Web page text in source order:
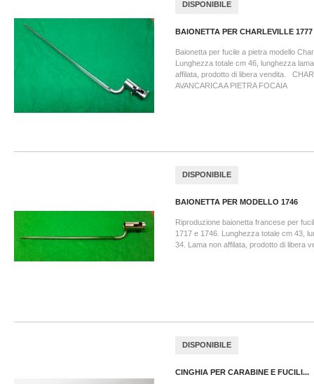
DISPONIBILE
BAIONETTA PER CHARLEVILLE 1777
Baionetta per fucile a pietra modello
Lunghezza totale cm 46, lunghezza
affilata, prodotto di libera vendita.
AVANCARICA A PIETRA FOCAIA
DISPONIBILE
BAIONETTA PER MODELLO 1746
Riproduzione baionetta francese per
1717 e 1746. Lunghezza totale cm 43,
34. Lama non affilata, prodotto di libera
DISPONIBILE
CINGHIA PER CARABINE E FUCILI...